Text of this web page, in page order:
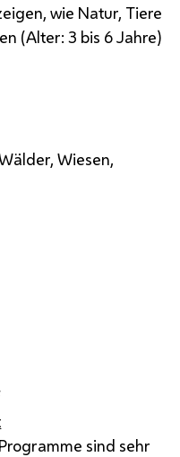
wie Natur, Tiere
(Alter: 3 bis 6 Jahre)
Wiesen,
sind sehr